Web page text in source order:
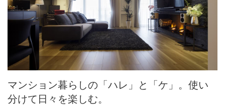
マンション暮らしの「ハレ」と「ケ」。使い
分けて日々を楽しむ。